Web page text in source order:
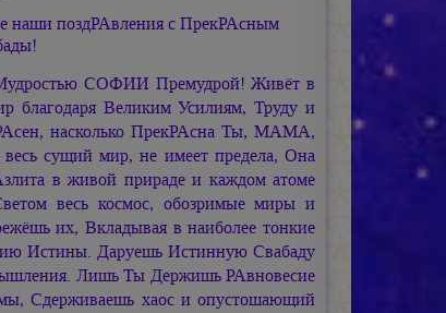
поздРАвления с ПрекРАсным
СОФИИ Премудрой! Живёт в
благодаря Великим Усилиям, Труду и
насколько ПрекРАсна Ты, МАМА,
сущий мир, не имеет предела, Она
в живой прираде и каждом атоме
весь космос, обозримые миры и
их, Вкладывая в наиболее тонкие
Истины. Даруешь Истинную Свабаду
Лишь Ты Держишь РАвновесие
Сдерживаешь хаос и опустошающий